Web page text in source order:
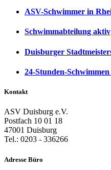
ASV-Schwimmer in
Schwimmabteilung aktiv
Duisburger
24-Stunden-Schwimmen
Kontakt
ASV Duisburg e.V.
Postfach 10 01 18
47001 Duisburg
Tel.: 0203 - 336266
Adresse Büro